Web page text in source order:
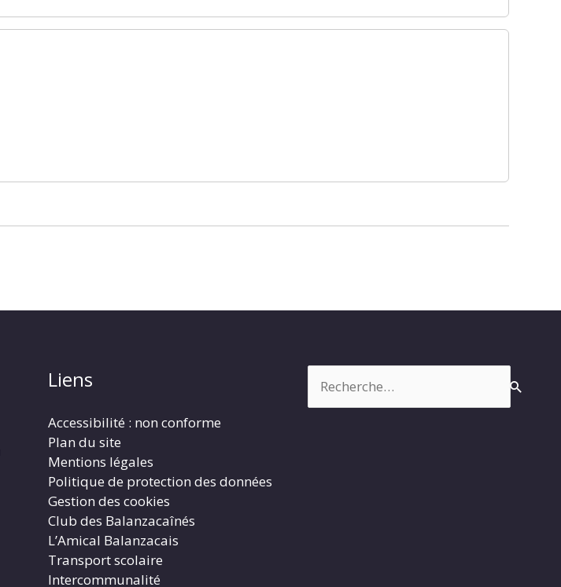
Liens
Accessibilité : non conforme
Plan du site
Mentions légales
Politique de protection des données
Gestion des cookies
Club des Balanzacaînés
L’Amical Balanzacais
Transport scolaire
Intercommunalité